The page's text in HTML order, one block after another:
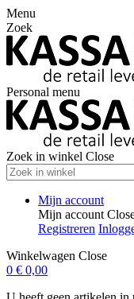
Menu
Zoek
Personal menu
Zoek in winkel Close
Mijn account
Mijn account
Registreren
Winkelwagen Close
0 € 0,00